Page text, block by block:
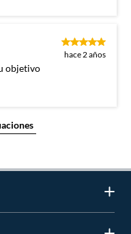
hace 2 años
objetivo